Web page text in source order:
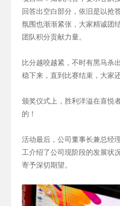
回答出空白部分，依旧是以抢
氛围也渐渐紧张，大家精诚团
团队积分贡献力量。
比分越咬越紧，不时有黑马杀
稳下来，直到比赛结束，大家
颁奖仪式上，胜利洋溢在喜悦
的！
活动最后，公司董事长兼总经
工介绍了公司现阶段的发展状
寄予深切期望。